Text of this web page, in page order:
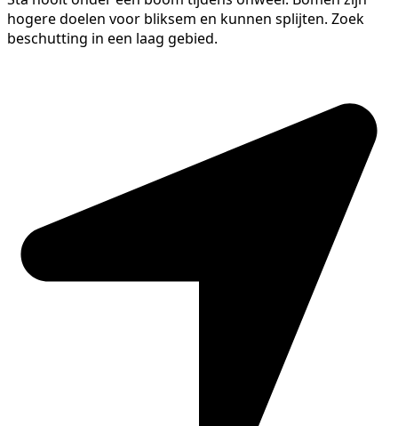
hogere doelen voor bliksem en kunnen splijten. Zoek
beschutting in een laag gebied.